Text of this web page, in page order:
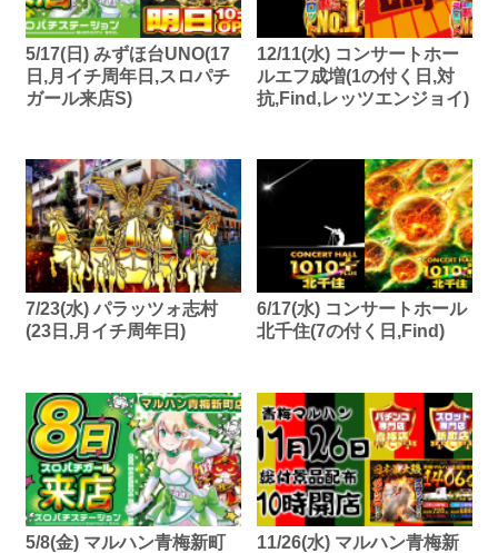
5/17(日) みずほ台UNO(17
日,月イチ周年日,スロパチ
ガール来店S)
12/11(水) コンサートホー
ルエフ成増(1の付く日,対
抗,Find,レッツエンジョイ)
7/23(水) パラッツォ志村
(23日,月イチ周年日)
6/17(水) コンサートホール
北千住(7の付く日,Find)
5/8(金) マルハン青梅新町
11/26(水) マルハン青梅新